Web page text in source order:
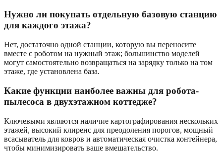
Нужно ли покупать отдельную базовую станцию
для каждого этажа?
Нет, достаточно одной станции, которую вы переносите
вместе с роботом на нужный этаж; большинство моделей
могут самостоятельно возвращаться на зарядку только на том
этаже, где установлена база.
Какие функции наиболее важны для робота-
пылесоса в двухэтажном коттедже?
Ключевыми являются наличие картографирования нескольких
этажей, высокий клиренс для преодоления порогов, мощный
всасыватель для ковров и автоматическая очистка контейнера,
чтобы минимизировать ваше вмешательство.